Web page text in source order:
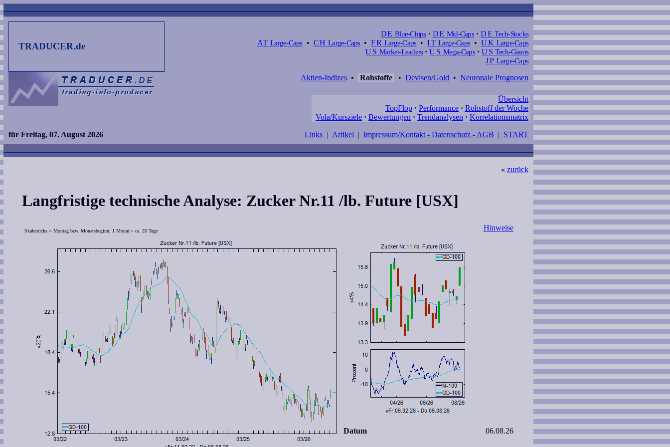
TRADUCER.de
DE Blue-Chips · DE Mid-Caps · DE Tech-Stocks
AT Large-Caps• CH Large-Caps•FR Large-Caps•IT Large-Caps•UK Large-Caps
US Market-Leaders · US Mega-Caps · US Tech-Giants
JP Large-Caps
Aktien-Indizes • Rohstoffe • Devisen/Gold • Neuronale Prognosen
Übersicht
TopFlop · Performance · Rohstoff der Woche
Vola/Kursziele · Bewertungen · Trendanalysen · Korrelationsmatrix
« zurück
für Freitag, 07. August 2026 Links | Artikel | Impressum/Kontakt - Datenschutz - AGB | START
Langfristige technische Analyse: Zucker Nr.11 /lb. Future [USX]
Skalenticks = Montag bzw. Monatsbeginn; 1 Monat = ca. 20 Tage Hinweise
Datum 06.08.26